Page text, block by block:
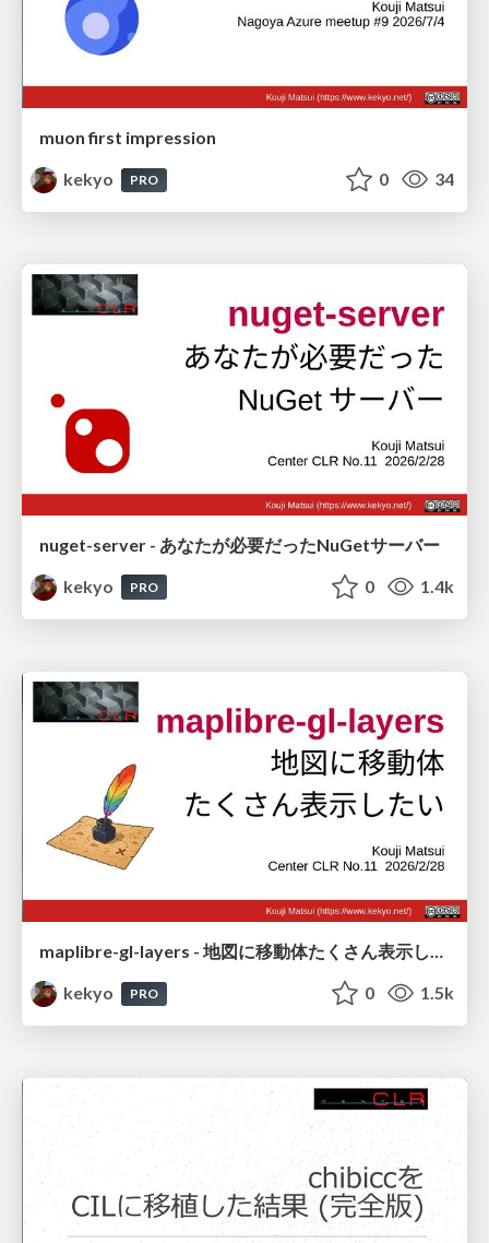
muon first impression
kekyo
PRO 0 34
nuget-server - あなたが必要だったNuGetサーバー
kekyo
PRO 0 1.4k
maplibre-gl-layers - 地図に移動体たくさん表示したい
kekyo
PRO 0 1.5k